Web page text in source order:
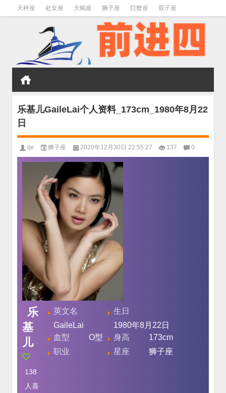
天秤座 处女座 天蝎座 狮子座 巨蟹座 双子座
乐基儿GaileLai个人资料_173cm_1980年8月22
日
lje 狮子座 2020年12月30日 22:55:27 137 0
乐
基
儿
138
人喜
英文名
GaileLai
生日
1980年8月22日
血型
O型 身高
173cm
职业
星座 狮子座